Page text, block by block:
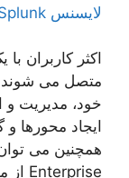
لایسنس Splunk
خود، مدیریت و
ایجاد محورها